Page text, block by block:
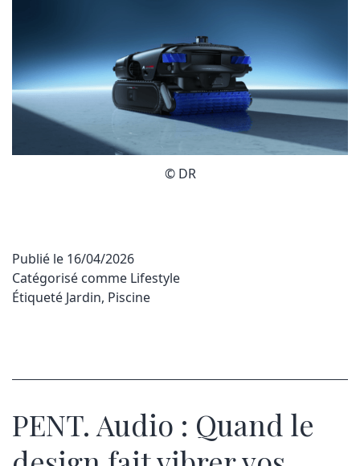
© DR
Publié le 16/04/2026
Catégorisé comme Lifestyle
Étiqueté Jardin, Piscine
PENT. Audio : Quand le